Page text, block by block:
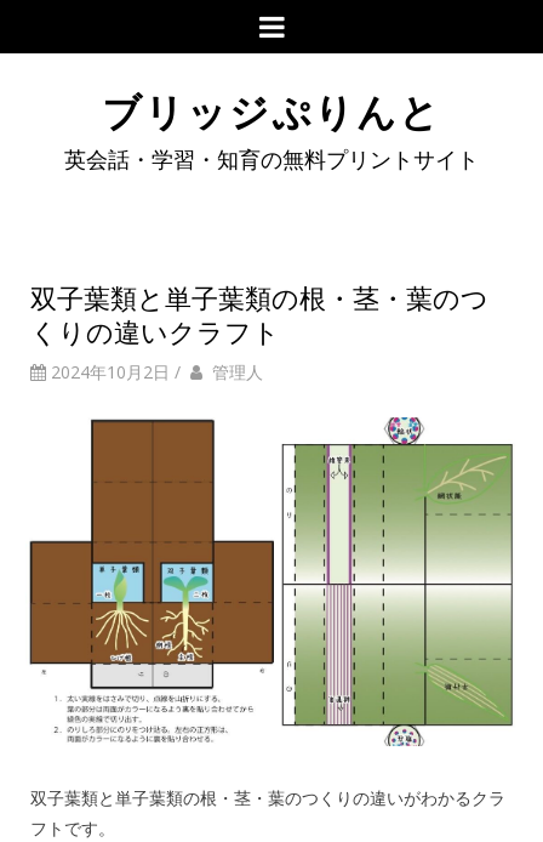
ブリッジぷりんと
英会話・学習・知育の無料プリントサイト
双子葉類と単子葉類の根・茎・葉のつ
くりの違いクラフト
2024年10月2日 / 管理人
双子葉類と単子葉類の根・茎・葉のつくりの違いがわかるクラ
フトです。